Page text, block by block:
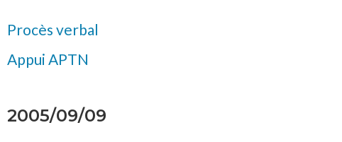
Procès verbal
Appui APTN
2005/09/09